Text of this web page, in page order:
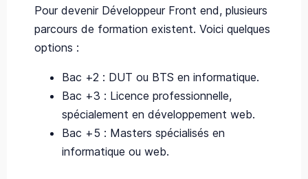
Pour devenir Développeur Front end, plusieurs
parcours de formation existent. Voici quelques
options :
Bac +2 : DUT ou BTS en informatique.
Bac +3 : Licence professionnelle,
spécialement en développement web.
Bac +5 : Masters spécialisés en
informatique ou web.